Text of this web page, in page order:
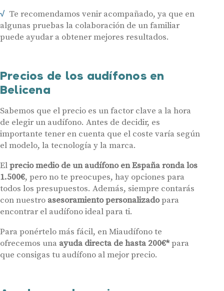
Te recomendamos venir acompañado, ya que en
algunas pruebas la colaboración de un familiar
puede ayudar a obtener mejores resultados.
Precios de los audífonos en
Belicena
Sabemos que el precio es un factor clave a la hora
de elegir un audífono. Antes de decidir, es
importante tener en cuenta que el coste varía según
el modelo, la tecnología y la marca.
Elprecio medio de un audífono en España ronda los
1.500€, pero no te preocupes, hay opciones para
todos los presupuestos. Además, siempre contarás
con nuestro asesoramiento personalizadopara
encontrar el audífono ideal para ti.
Para ponértelo más fácil, en Miaudífono te
ofrecemos una ayuda directa de hasta 200€*para
que consigas tu audífono al mejor precio.
Audífonos
Servicios
Contacto
audífonos
Nombre E-mail
Acepto recibir comunicaciones comerciales por parte de Miaudífono
y sus colaboradores según se detalla en nuestras Condiciones de uso
Acepto la cesión de estos datos a empresas colaboradoras de
Miaudífono para poder ofrecer los servicios solicitados, según se
detalla en nuestrasCondiciones de uso .
Política de Privacidad.